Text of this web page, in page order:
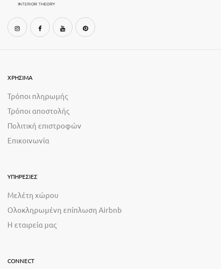
ΧΡΗΣΙΜΑ
Τρόποι πληρωμής
Τρόποι αποστολής
Πολιτική επιστροφών
Επικοινωνία
ΥΠΗΡΕΣΙΕΣ
Μελέτη χώρου
Ολοκληρωμένη επίπλωση Airbnb
Η εταιρεία μας
CONNECT